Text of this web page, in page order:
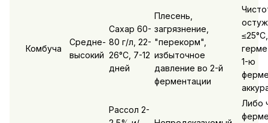
Комбуча
Средне-
высокий
Сахар 60-
80 г/л, 22-
26°C, 7-12
дней
Плесень,
загрязнение,
"перекорм",
избыточное
давление во 2-й
ферментации
1-ю
Рассол 2-
Либо